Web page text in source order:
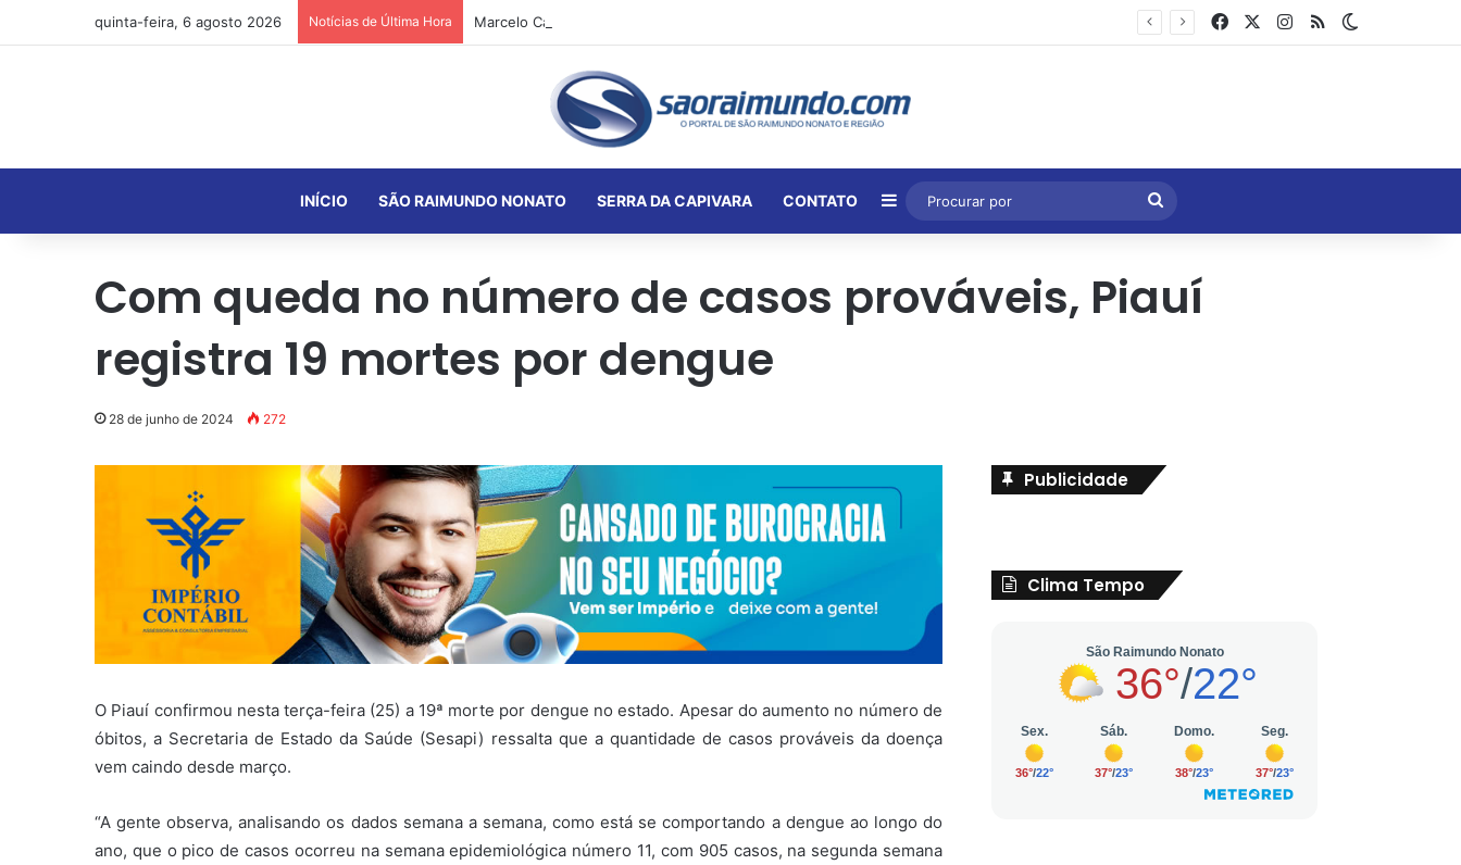
quinta-feira, 6 agosto 2026 Notícias de Última Hora FacebookInstagram
RSS
INÍCIO SÃO RAIMUNDO NONATO SERRA DA CAPIVARA CONTATO Barra Lateral
Procurar
por
Com queda no número de casos prováveis, Piauí
registra 19 mortes por dengue
28 de junho de 2024 272
O Piauí confirmou nesta terça-feira (25) a 19ª morte por dengue no estado. Apesar do aumento no número de
óbitos, a Secretaria de Estado da Saúde (Sesapi) ressalta que a quantidade de casos prováveis da doença
vem caindo desde março.
“A gente observa, analisando os dados semana a semana, como está se comportando a dengue ao longo do
ano, que o pico de casos ocorreu na semana epidemiológica número 11, com 905 casos, na segunda semana
Publicidade
Clima Tempo